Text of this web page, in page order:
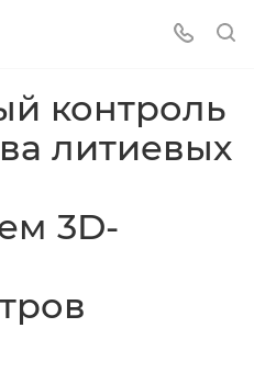
контроль
литиевых
3D-